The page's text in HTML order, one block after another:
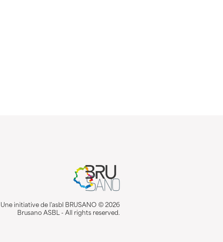
Une initiative de l'asbl BRUSANO © 2026
Brusano ASBL - All rights reserved.